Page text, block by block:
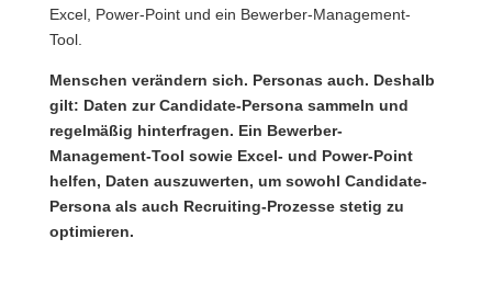
Excel, Power-Point und ein Bewerber-Management-
Tool.
Menschen verändern sich. Personas auch. Deshalb
gilt: Daten zur Candidate-Persona sammeln und
regelmäßig hinterfragen. Ein Bewerber-
Management-Tool sowie Excel- und Power-Point
helfen, Daten auszuwerten, um sowohl Candidate-
Persona als auch Recruiting-Prozesse stetig zu
optimieren.